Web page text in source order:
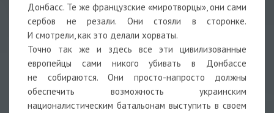
Донбасс. Те же французские «миротворцы», они сами
сербов не резали. Они стояли в сторонке.
И смотрели, как это делали хорваты.
Точно так же и здесь все эти цивилизованные
европейцы сами никого убивать в Донбассе
не собираются. Они просто-напросто должны
обеспечить возможность украинским
националистическим батальонам выступить в своем